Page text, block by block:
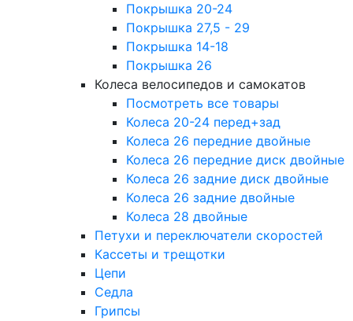
Покрышка 20-24
Покрышка 27,5 - 29
Покрышка 14-18
Покрышка 26
Колеса велосипедов и самокатов
Посмотреть все товары
Колеса 20-24 перед+зад
Колеса 26 передние двойные
Колеса 26 передние диск двойные
Колеса 26 задние диск двойные
Колеса 26 задние двойные
Колеса 28 двойные
Петухи и переключатели скоростей
Кассеты и трещотки
Цепи
Седла
Грипсы